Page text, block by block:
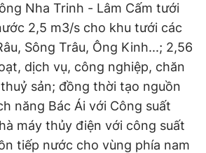
Nha Trinh - Lâm Cấm tưới
2,5 m3/s cho khu tưới các
Sông Trâu, Ông Kinh...; 2,56
dịch vụ, công nghiệp, chăn
sản; đồng thời tạo nguồn
năng Bác Ái với Công suất
máy thủy điện với công suất
tiếp nước cho vùng phía nam